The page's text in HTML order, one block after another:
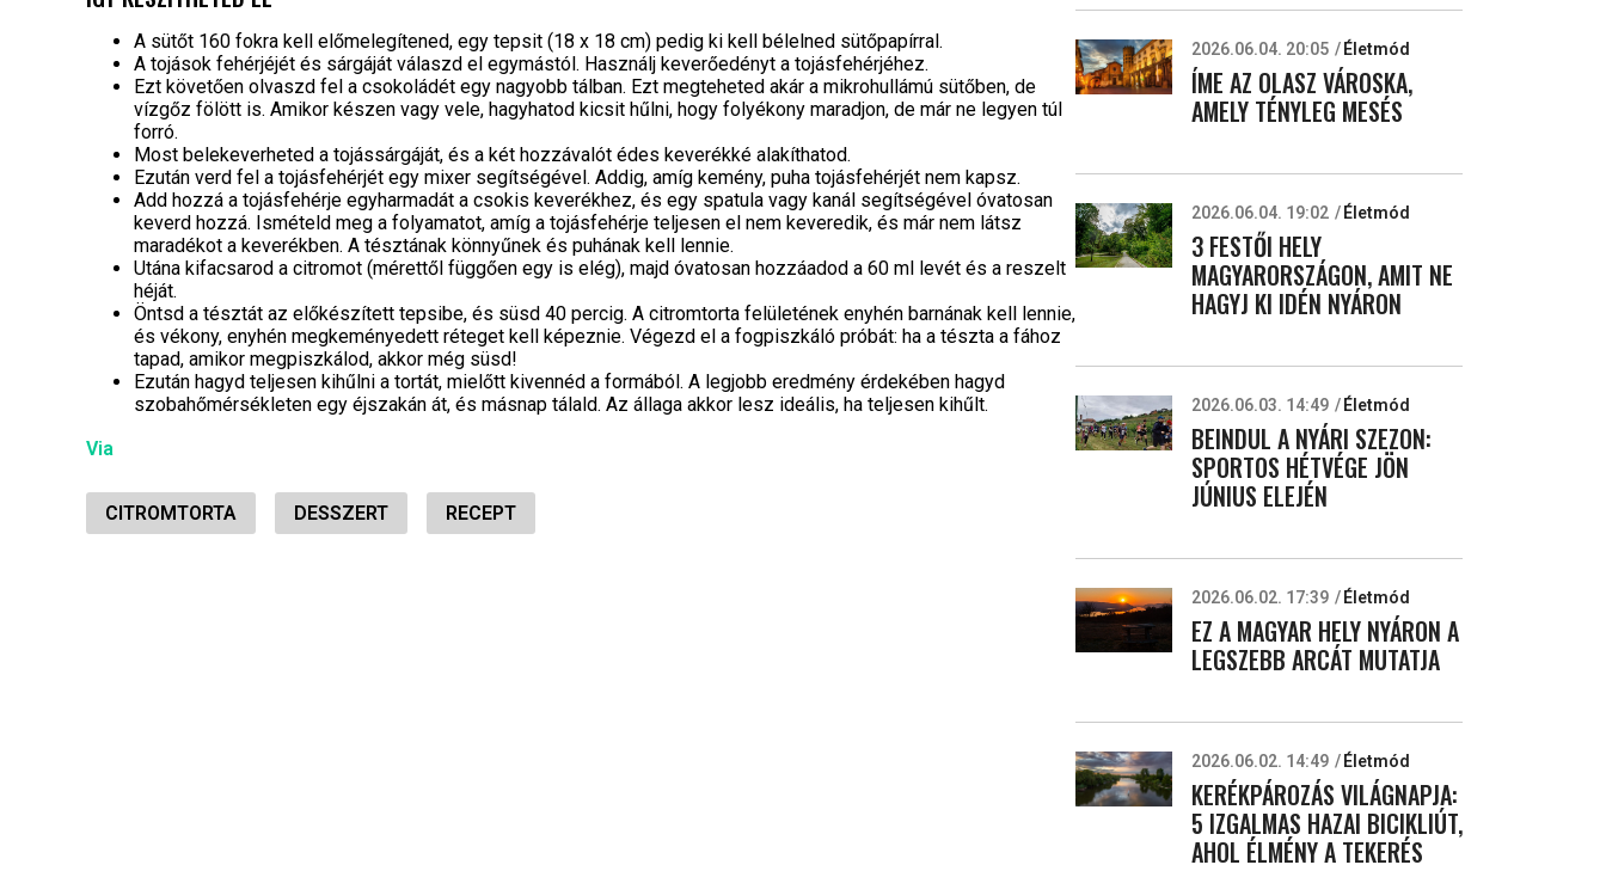
A sütőt 160 fokra kell előmelegítened, egy tepsit (18 x 18 cm) pedig ki kell bélelned sütőpapírral.
A tojások fehérjéjét és sárgáját válaszd el egymástól. Használj keverőedényt a tojásfehérjéhez.
Ezt követően olvaszd fel a csokoládét egy nagyobb tálban. Ezt megteheted akár a mikrohullámú sütőben, de
vízgőz fölött is. Amikor készen vagy vele, hagyhatod kicsit hűlni, hogy folyékony maradjon, de már ne legyen túl
forró.
Most belekeverheted a tojássárgáját, és a két hozzávalót édes keverékké alakíthatod.
Ezután verd fel a tojásfehérjét egy mixer segítségével. Addig, amíg kemény, puha tojásfehérjét nem kapsz.
Add hozzá a tojásfehérje egyharmadát a csokis keverékhez, és egy spatula vagy kanál segítségével óvatosan
keverd hozzá. Ismételd meg a folyamatot, amíg a tojásfehérje teljesen el nem keveredik, és már nem látsz
maradékot a keverékben. A tésztának könnyűnek és puhának kell lennie.
Utána kifacsarod a citromot (mérettől függően egy is elég), majd óvatosan hozzáadod a 60 ml levét és a reszelt
héját.
Öntsd a tésztát az előkészített tepsibe, és süsd 40 percig. A citromtorta felületének enyhén barnának kell lennie,
és vékony, enyhén megkeményedett réteget kell képeznie. Végezd el a fogpiszkáló próbát: ha a tészta a fához
tapad, amikor megpiszkálod, akkor még süsd!
Ezután hagyd teljesen kihűlni a tortát, mielőtt kivennéd a formából. A legjobb eredmény érdekében hagyd
szobahőmérsékleten egy éjszakán át, és másnap tálald. Az állaga akkor lesz ideális, ha teljesen kihűlt.
Via
CITROMTORTA DESSZERT RECEPT
2026.06.04. 20:05 Életmód
ÍME AZ OLASZ VÁROSKA,
AMELY TÉNYLEG MESÉS
2026.06.04. 19:02 Életmód
3 FESTŐI HELY
MAGYARORSZÁGON, AMIT NE
HAGYJ KI IDÉN NYÁRON
2026.06.03. 14:49 Életmód
BEINDUL A NYÁRI SZEZON:
SPORTOS HÉTVÉGE JÖN
JÚNIUS ELEJÉN
2026.06.02. 17:39 Életmód
EZ A MAGYAR HELY NYÁRON A
LEGSZEBB ARCÁT MUTATJA
2026.06.02. 14:49 Életmód
KERÉKPÁROZÁS VILÁGNAPJA:
5 IZGALMAS HAZAI BICIKLIÚT,
AHOL ÉLMÉNY A TEKERÉS